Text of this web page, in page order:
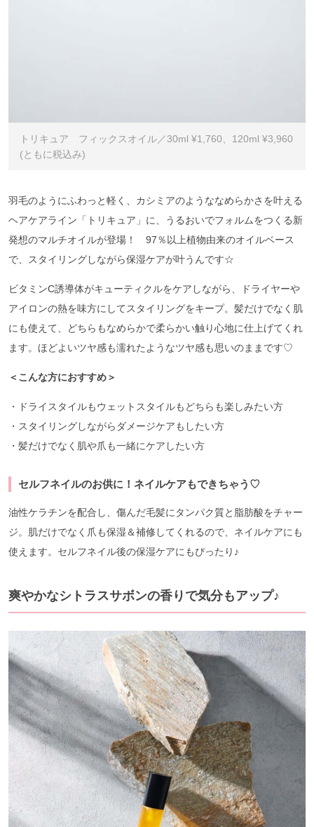
トリキュア フィックスオイル／30ml ¥1,760、120ml ¥3,960
(ともに税込み)
羽毛のようにふわっと軽く、カシミアのようななめらかさを叶える
ヘアケアライン「トリキュア」に、うるおいでフォルムをつくる新
発想のマルチオイルが登場！ 97％以上植物由来のオイルベース
で、スタイリングしながら保湿ケアが叶うんです☆
ビタミンC誘導体がキューティクルをケアしながら、ドライヤーや
アイロンの熱を味方にしてスタイリングをキープ。髪だけでなく肌
にも使えて、どちらもなめらかで柔らかい触り心地に仕上げてくれ
ます。ほどよいツヤ感も濡れたようなツヤ感も思いのままです♡
＜こんな方におすすめ＞
・ドライスタイルもウェットスタイルもどちらも楽しみたい方
・スタイリングしながらダメージケアもしたい方
・髪だけでなく肌や爪も一緒にケアしたい方
セルフネイルのお供に！ネイルケアもできちゃう♡
油性ケラチンを配合し、傷んだ毛髪にタンパク質と脂肪酸をチャー
ジ。肌だけでなく爪も保湿＆補修してくれるので、ネイルケアにも
使えます。セルフネイル後の保湿ケアにもぴったり♪
爽やかなシトラスサボンの香りで気分もアップ♪